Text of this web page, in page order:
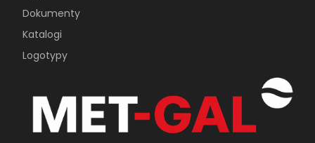
Dokumenty
Katalogi
Logotypy